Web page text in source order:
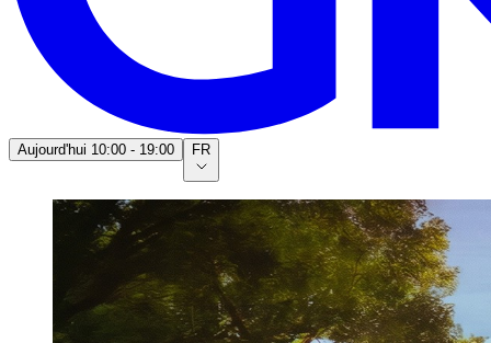
Aujourd'hui 10:00 - 19:00 FR